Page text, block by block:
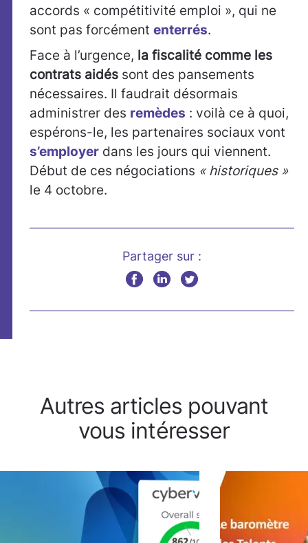
accords « compétitivité emploi », qui ne
sont pas forcément enterrés.
Face à l’urgence, la fiscalité comme les
contrats aidés sont des pansements
nécessaires. Il faudrait désormais
administrer des remèdes : voilà ce à quoi,
espérons-le, les partenaires sociaux vont
s’employer dans les jours qui viennent.
Début de ces négociations « historiques »
le 4 octobre.
Partager sur :
Autres articles pouvant
vous intéresser